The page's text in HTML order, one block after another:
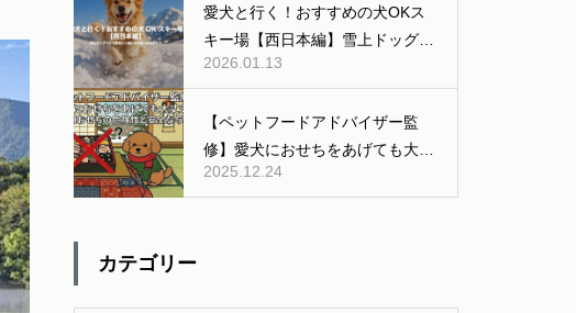
公共交通機関などの移動編】
愛犬と行く！おすすめの犬OKス
キー場【西日本編】雪上ドッグラ
ンあり
2026.01.13
【ペットフードアドバイザー監
修】愛犬におせちをあげても大丈
夫？人間用おせちの危険性と安全
2025.12.24
カテゴリー